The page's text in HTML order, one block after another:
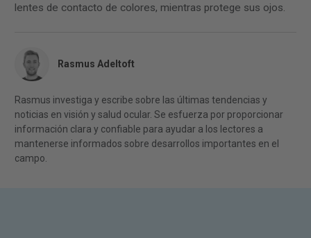
lentes de contacto de colores, mientras protege sus ojos.
Rasmus Adeltoft
Rasmus investiga y escribe sobre las últimas tendencias y
noticias en visión y salud ocular. Se esfuerza por proporcionar
información clara y confiable para ayudar a los lectores a
mantenerse informados sobre desarrollos importantes en el
campo.